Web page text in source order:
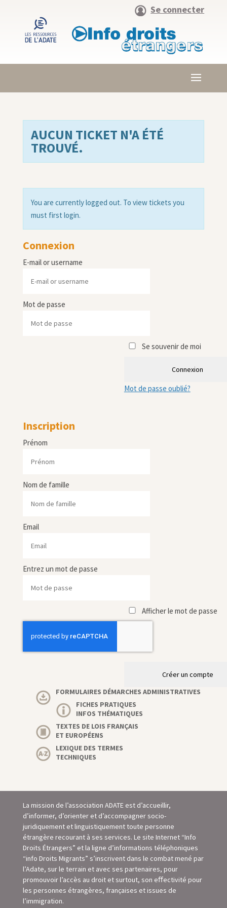
Se connecter
AUCUN TICKET N'A ÉTÉ
TROUVÉ.
You are currently logged out. To view tickets you
must first login.
Connexion
E-mail or username
Mot de passe
Se souvenir de moi
Connexion
Mot de passe oublié?
Inscription
Prénom
Nom de famille
Email
Entrez un mot de passe
Afficher le mot de passe
Créer un compte
FORMULAIRES DÉMARCHES ADMINISTRATIVES
FICHES PRATIQUES
INFOS THÉMATIQUES
TEXTES DE LOIS FRANÇAIS
ET EUROPÉENS
LEXIQUE DES TERMES
TECHNIQUES
La mission de l’association ADATE est d’accueillir,
d’informer, d’orienter et d’accompagner socio-
juridiquement et linguistiquement toute personne
étrangère recourant à ses services. Le site Internet “Info
Droits Étrangers” et la ligne d’informations téléphoniques
“info Droits Migrants” s’inscrivent dans le combat mené par
l’Adate, sur le terrain et avec ses partenaires, pour
promouvoir l’accès au droit et surtout, son eﬀectivité pour
les personnes étrangères, françaises et issues de
l’immigration.